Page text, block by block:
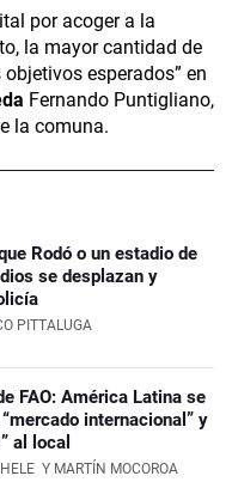
por acoger a la
la mayor cantidad de
esperados” en
Fernando Puntigliano,
la comuna.
Rodó o un estadio de
se desplazan y
PITTALUGA
FAO: América Latina se
internacional” y
al local
Y MARTÍN MOCOROA